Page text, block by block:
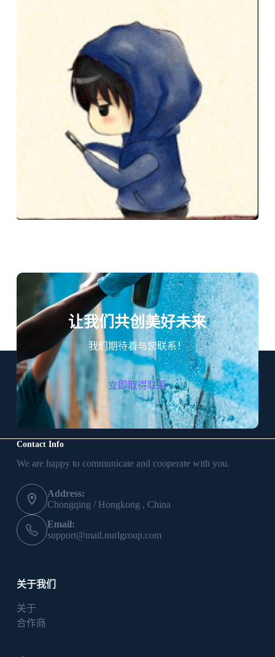
让我们共创美好未来
我们期待着与您联系！
立即取得联系
Contact Info
We are happy to communicate and cooperate with you.
Address:
Chongqing / Hongkong , China
Email:
support@mail.nurlgroup.com
关于我们
关于
合作商